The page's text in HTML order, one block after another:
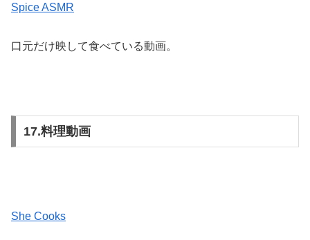
Spice ASMR
口元だけ映して食べている動画。
17.料理動画
She Cooks